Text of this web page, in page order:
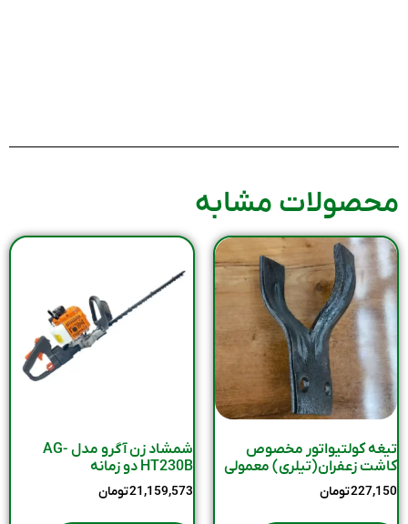
محصولات مشابه
تیغه کولتیواتور مخصوص
کاشت زعفران(تیلری) معمولی
227,150تومان
شمشاد زن آگرو مدل AG-
HT230B دو زمانه
21,159,573تومان